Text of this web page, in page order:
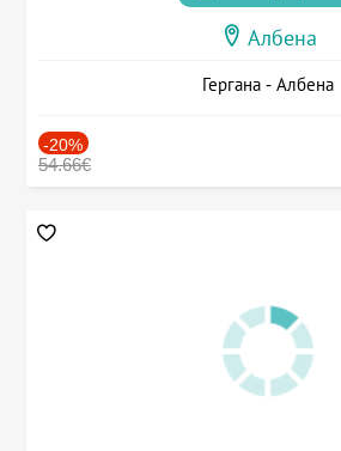
Албена
Гергана - Албена
-20%
54.66€